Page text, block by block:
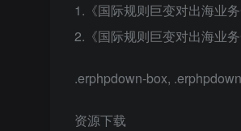
1.《国际规则巨变对出海业
2.《国际规则巨变对出海业
.erphpdown-box,
资源下载